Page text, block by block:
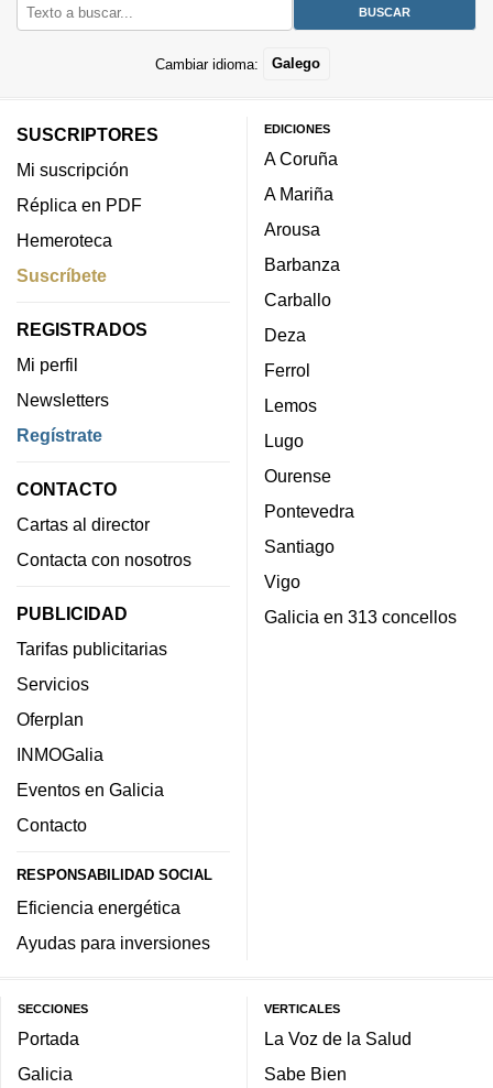
Cambiar idioma: Galego
SUSCRIPTORES
Mi suscripción
Réplica en PDF
Hemeroteca
Suscríbete
REGISTRADOS
Mi perfil
Newsletters
Regístrate
CONTACTO
Cartas al director
Contacta con nosotros
PUBLICIDAD
Tarifas publicitarias
Servicios
Oferplan
INMOGalia
Eventos en Galicia
Contacto
RESPONSABILIDAD SOCIAL
Eficiencia energética
Ayudas para inversiones
EDICIONES
A Coruña
A Mariña
Arousa
Barbanza
Carballo
Deza
Ferrol
Lemos
Lugo
Ourense
Pontevedra
Santiago
Vigo
Galicia en 313 concellos
SECCIONES
Portada
Galicia
VERTICALES
La Voz de la Salud
Sabe Bien